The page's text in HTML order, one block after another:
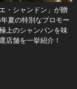
・シャンドン」が贈
夏の特別なプロモー
上のシャンパンを味
店舗を一挙紹介！